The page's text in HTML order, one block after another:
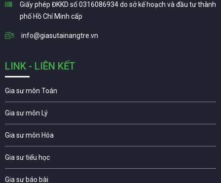
Giấy phép ĐKKD số 0316086934 do sở kế hoạch và đầu tư thành
phố Hồ Chí Minh cấp
info@giasutainangtre.vn
LINK - LIÊN KẾT
Gia sư môn Toán
Gia sư môn Lý
Gia sư môn Hóa
Gia sư tiểu học
Gia sư báo bài